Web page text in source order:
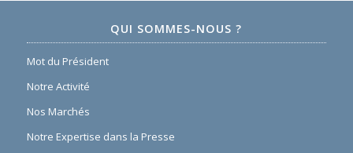
QUI SOMMES-NOUS ?
Mot du Président
Notre Activité
Nos Marchés
Notre Expertise dans la Presse